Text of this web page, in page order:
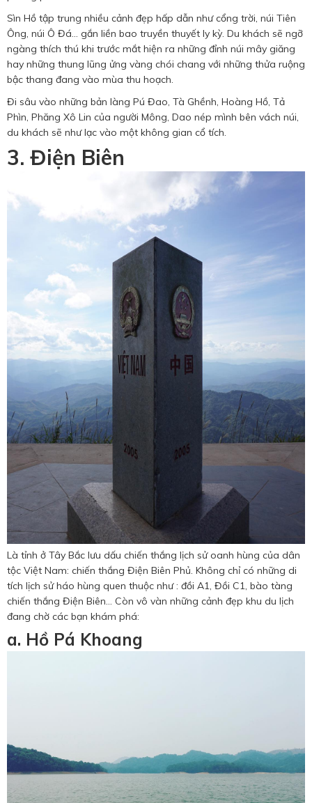
Sìn Hồ tập trung nhiều cảnh đẹp hấp dẫn như cổng trời, núi Tiên
Ông, núi Ô Đá… gắn liền bao truyền thuyết ly kỳ. Du khách sẽ ngỡ
ngàng thích thú khi trước mắt hiện ra những đỉnh núi mây giăng
hay những thung lũng ửng vàng chói chang với những thửa ruộng
bậc thang đang vào mùa thu hoạch.
Đi sâu vào những bản làng Pú Đao, Tà Ghềnh, Hoàng Hồ, Tả
Phìn, Phăng Xô Lin của người Mông, Dao nép mình bên vách núi,
du khách sẽ như lạc vào một không gian cổ tích.
3. Điện Biên
Là tỉnh ở Tây Bắc lưu dấu chiến thắng lịch sử oanh hùng của dân
tộc Việt Nam: chiến thắng Điện Biên Phủ. Không chỉ có những di
tích lịch sử háo hùng quen thuộc như : đồi A1, Đồi C1, bào tàng
chiến thắng Điện Biên... Còn vô vàn những cảnh đẹp khu du lịch
đang chờ các bạn khám phá:
a. Hồ Pá Khoang